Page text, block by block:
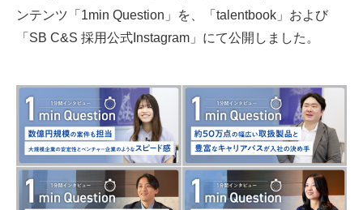
ンテンツ「1min Question」を、「talentbook」および
「SB C&S 採用公式Instagram」にて公開しました。